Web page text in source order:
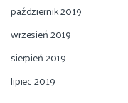
październik 2019
wrzesień 2019
sierpień 2019
lipiec 2019